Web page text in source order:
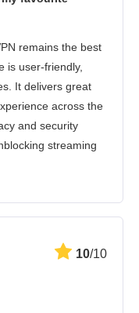
remains the best
is user-friendly,
It delivers great
across the
and security
streaming
10/10